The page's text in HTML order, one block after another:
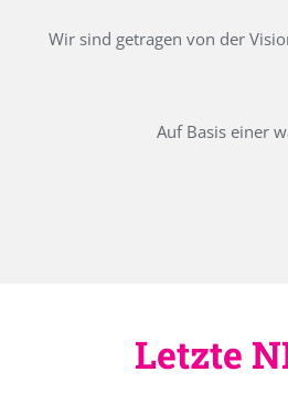
Wir sind getragen von der
Auf Basis einer
Letzte